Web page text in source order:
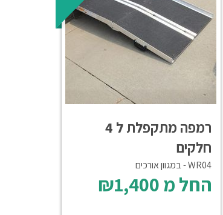
רמפה מתקפלת ל 4
חלקים
WR04 - במגוון אורכים
החל מ